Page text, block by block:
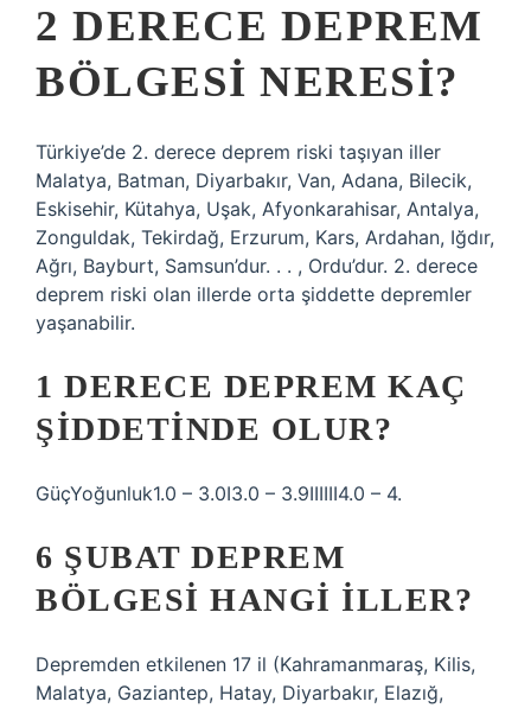
2 DERECE DEPREM
BÖLGESI NERESI?
Türkiye’de 2. derece deprem riski taşıyan iller
Malatya, Batman, Diyarbakır, Van, Adana, Bilecik,
Eskisehir, Kütahya, Uşak, Afyonkarahisar, Antalya,
Zonguldak, Tekirdağ, Erzurum, Kars, Ardahan, Iğdır,
Ağrı, Bayburt, Samsun’dur. . . , Ordu’dur. 2. derece
deprem riski olan illerde orta şiddette depremler
yaşanabilir.
1 DERECE DEPREM KAÇ
ŞIDDETINDE OLUR?
GüçYoğunluk1.0 – 3.0I3.0 – 3.9IIIIII4.0 – 4.
6 ŞUBAT DEPREM
BÖLGESI HANGI ILLER?
Depremden etkilenen 17 il (Kahramanmaraş, Kilis,
Malatya, Gaziantep, Hatay, Diyarbakır, Elazığ,